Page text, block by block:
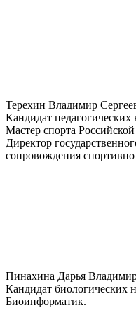
Терехин Владимир
Кандидат педагогических
Мастер спорта
Директор
сопровождения
Пинахина Дарья
Кандидат биологических
Биоинформатик.